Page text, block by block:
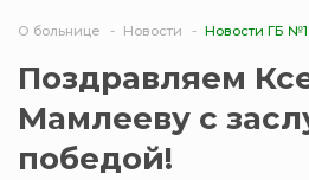
О больнице Новости Новости ГБ №1
Поздравляем
Мамлееву с
победой!